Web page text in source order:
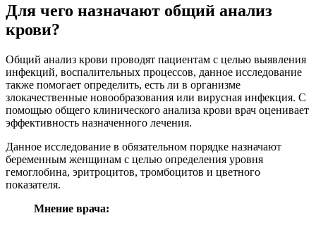
Для чего назначают общий анализ
крови?
Общий анализ крови проводят пациентам с целью выявления
инфекций, воспалительных процессов, данное исследование
также помогает определить, есть ли в организме
злокачественные новообразования или вирусная инфекция. С
помощью общего клинического анализа крови врач оценивает
эффективность назначенного лечения.
Данное исследование в обязательном порядке назначают
беременным женщинам с целью определения уровня
гемоглобина, эритроцитов, тромбоцитов и цветного
показателя.
Мнение врача: